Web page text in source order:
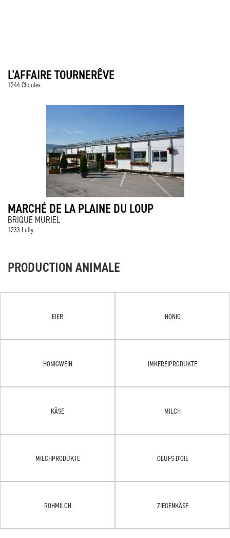
L'AFFAIRE TOURNERÊVE
1244 Choulex
MARCHÉ DE LA PLAINE DU LOUP
BRIQUE MURIEL
1233 Lully
PRODUCTION ANIMALE
EIER HONIG
HONIGWEIN IMKEREIPRODUKTE
KÄSE MILCH
MILCHPRODUKTE OEUFS D'OIE
ROHMILCH ZIEGENKÄSE